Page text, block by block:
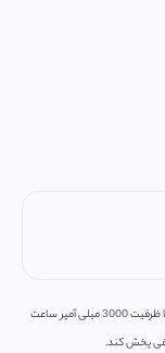
اسپیکر بلوتوثی قابل حمل میفا Mifa M670 از باتری لیتیوم پلیمری با ظرفیت 3000 میلی آمپر ساعت